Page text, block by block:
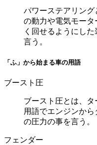
パワーステアリン
の動力や電気モー
く回せるようにし
言う。
「ふ」から始まる車の用語
ブースト圧
ブースト圧とは、
用語でエンジンか
の圧力の事を言う。
フェンダー